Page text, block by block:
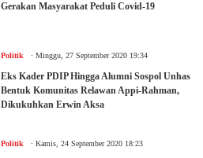
Gerakan Masyarakat Peduli Covid-19
Politik Minggu, 27 September 2020 19:34
Eks Kader PDIP Hingga Alumni Sospol Unhas
Bentuk Komunitas Relawan Appi-Rahman,
Dikukuhkan Erwin Aksa
Politik Kamis, 24 September 2020 18:23